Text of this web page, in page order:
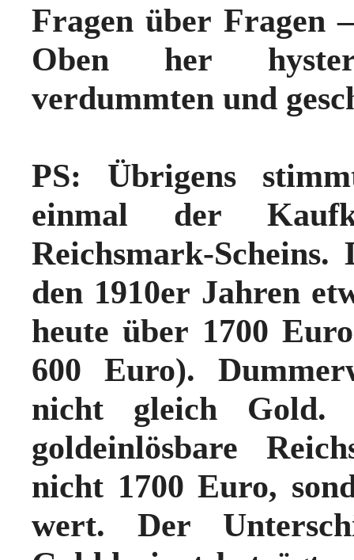
Fragen über Fragen
Oben her
verdummten und
PS: Übrigens
einmal der
Reichsmark-
den 1910er Jahren
heute über 1700
600 Euro).
nicht gleich Gold.
goldeinlösbare
nicht 1700 Euro,
wert. Der